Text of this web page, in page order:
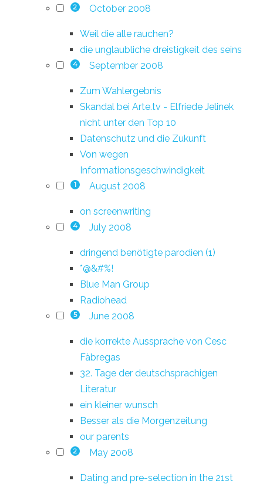
2 October 2008
Weil die alle rauchen?
die unglaubliche dreistigkeit des seins
4 September 2008
Zum Wahlergebnis
Skandal bei Arte.tv - Elfriede Jelinek
nicht unter den Top 10
Datenschutz und die Zukunft
Von wegen
Informationsgeschwindigkeit
1 August 2008
on screenwriting
4 July 2008
dringend benötigte parodien (1)
*@&#%!
Blue Man Group
Radiohead
5 June 2008
die korrekte Aussprache von Cesc
Fàbregas
32. Tage der deutschsprachigen
Literatur
ein kleiner wunsch
Besser als die Morgenzeitung
our parents
2 May 2008
Dating and pre-selection in the 21st